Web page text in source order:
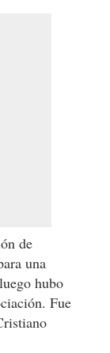
de
una
hubo
Fue